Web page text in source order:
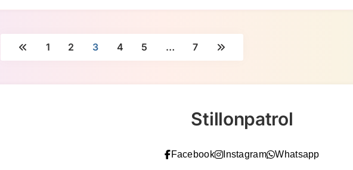
1 2 3 4 5 … 7
Stillonpatrol
Facebook Instagram Whatsapp